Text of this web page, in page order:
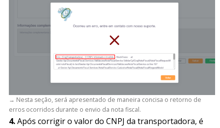
→ Nesta seção, será apresentado de maneira concisa o retorno de
erros ocorridos durante o envio da nota fiscal.
4.Após corrigir o valor do CNPJ da transportadora, é